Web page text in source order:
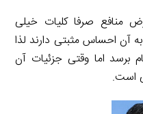
منافع صرفا کلیات خیلی
آن احساس مثبتی دارند لذا
برسد اما وقتی جزئیات آن
است.